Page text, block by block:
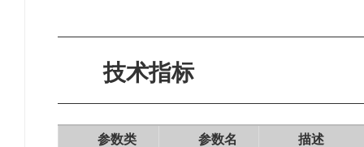
技术指标
参数类
参数名
描述